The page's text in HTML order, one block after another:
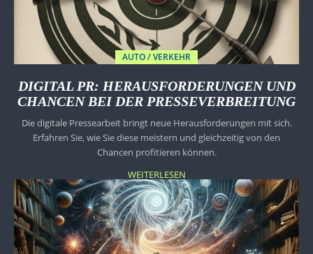
AUTO / VERKEHR
DIGITAL PR: HERAUSFORDERUNGEN UND
CHANCEN BEI DER PRESSEVERBREITUNG
Die digitale Pressearbeit bringt neue Herausforderungen mit sich.
Erfahren Sie, wie Sie diese meistern und gleichzeitig von den
Chancen profitieren können.
WEITERLESEN